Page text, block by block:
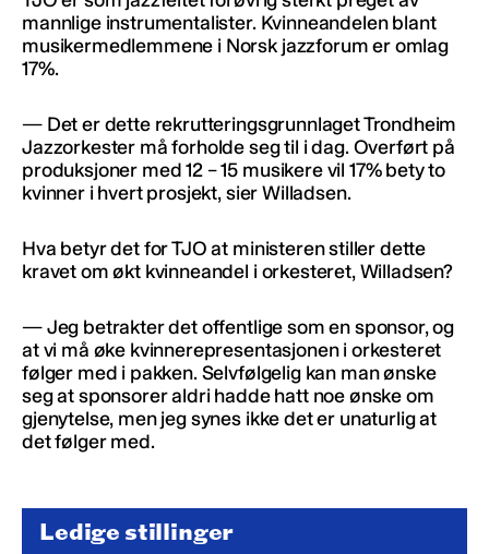
mannlige instrumentalister. Kvinneandelen blant
musikermedlemmene i Norsk jazzforum er omlag
17%.
— Det er dette rekrutteringsgrunnlaget Trondheim
Jazzorkester må forholde seg til i dag. Overført på
produksjoner med 12 – 15 musikere vil 17% bety to
kvinner i hvert prosjekt, sier Willadsen.
Hva betyr det for TJO at ministeren stiller dette
kravet om økt kvinneandel i orkesteret, Willadsen?
— Jeg betrakter det offentlige som en sponsor, og
at vi må øke kvinnerepresentasjonen i orkesteret
følger med i pakken. Selvfølgelig kan man ønske
seg at sponsorer aldri hadde hatt noe ønske om
gjenytelse, men jeg synes ikke det er unaturlig at
det følger med.
Ledige stillinger